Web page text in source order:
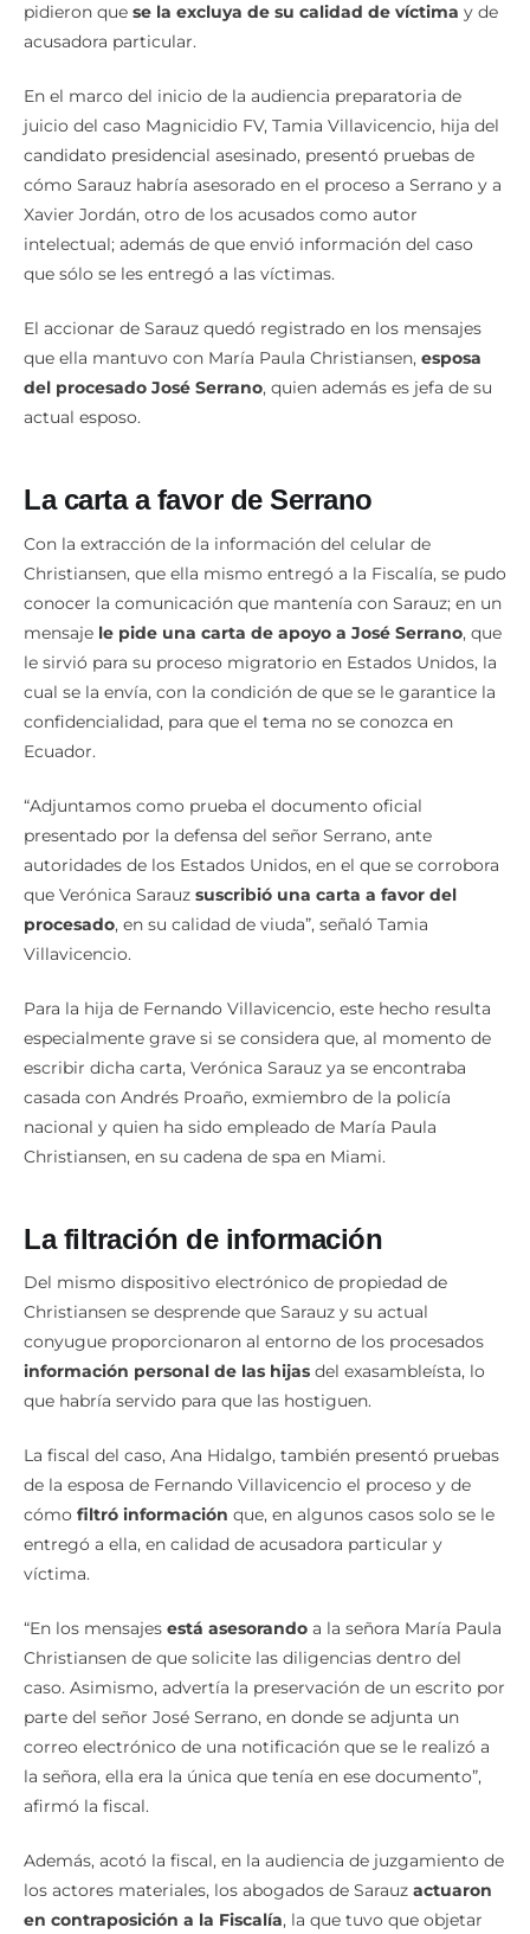
pidieron que se la excluya de su calidad de víctima y de
acusadora particular.
En el marco del inicio de la audiencia preparatoria de
juicio del caso Magnicidio FV, Tamia Villavicencio, hija del
candidato presidencial asesinado, presentó pruebas de
cómo Sarauz habría asesorado en el proceso a Serrano y a
Xavier Jordán, otro de los acusados como autor
intelectual; además de que envió información del caso
que sólo se les entregó a las víctimas.
El accionar de Sarauz quedó registrado en los mensajes
que ella mantuvo con María Paula Christiansen, esposa
del procesado José Serrano, quien además es jefa de su
actual esposo.
La carta a favor de Serrano
Con la extracción de la información del celular de
Christiansen, que ella mismo entregó a la Fiscalía, se pudo
conocer la comunicación que mantenía con Sarauz; en un
mensaje le pide una carta de apoyo a José Serrano, que
le sirvió para su proceso migratorio en Estados Unidos, la
cual se la envía, con la condición de que se le garantice la
confidencialidad, para que el tema no se conozca en
Ecuador.
“Adjuntamos como prueba el documento oficial
presentado por la defensa del señor Serrano, ante
autoridades de los Estados Unidos, en el que se corrobora
que Verónica Sarauz suscribió una carta a favor del
procesado, en su calidad de viuda”, señaló Tamia
Villavicencio.
Para la hija de Fernando Villavicencio, este hecho resulta
especialmente grave si se considera que, al momento de
escribir dicha carta, Verónica Sarauz ya se encontraba
casada con Andrés Proaño, exmiembro de la policía
nacional y quien ha sido empleado de María Paula
Christiansen, en su cadena de spa en Miami.
La filtración de información
Del mismo dispositivo electrónico de propiedad de
Christiansen se desprende que Sarauz y su actual
conyugue proporcionaron al entorno de los procesados
información personal de las hijas del exasambleísta, lo
que habría servido para que las hostiguen.
La fiscal del caso, Ana Hidalgo, también presentó pruebas
de la esposa de Fernando Villavicencio el proceso y de
cómo filtró información que, en algunos casos solo se le
entregó a ella, en calidad de acusadora particular y
víctima.
“En los mensajes está asesorando a la señora María Paula
Christiansen de que solicite las diligencias dentro del
caso. Asimismo, advertía la preservación de un escrito por
parte del señor José Serrano, en donde se adjunta un
correo electrónico de una notificación que se le realizó a
la señora, ella era la única que tenía en ese documento”,
afirmó la fiscal.
Además, acotó la fiscal, en la audiencia de juzgamiento de
los actores materiales, los abogados de Sarauz actuaron
en contraposición a la Fiscalía, la que tuvo que objetar